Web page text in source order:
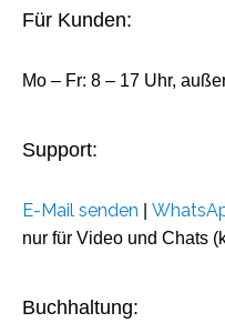
Für Kunden:
Mo – Fr: 8 – 17 Uhr,
Support:
E-Mail senden
nur für Video und Chats
Buchhaltung: